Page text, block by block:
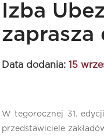
Izba
zaprasza
Data dodania: 15
W tegorocznej 31.
przedstawiciele